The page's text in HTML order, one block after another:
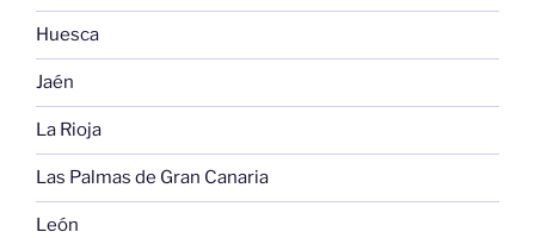
Huesca
Jaén
La Rioja
Las Palmas de Gran Canaria
León